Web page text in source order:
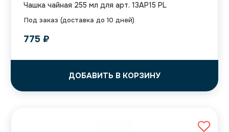
Под заказ (доставка до 10 дней)
Чашка чайная 255 мл для арт. 13AP15 PL
775 ₽
ДОБАВИТЬ В КОРЗИНУ